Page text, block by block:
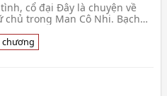
cổ đại Đây là chuyện về
chủ trong Man Cô Nhi. Bạch
bề ngoài lại tô vàng nạm ngọc.
chủ lại bị những người
chương